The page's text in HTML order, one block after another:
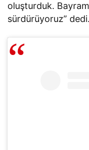
oluşturduk.
sürdürüyoruz” dedi.